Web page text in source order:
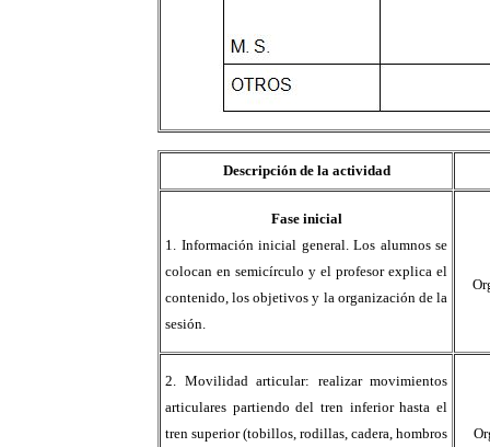
Descripción de la actividad
Fase inicial
1. Información inicial general. Los alumnos se
colocan en semicírculo y el profesor explica el
contenido, los objetivos y la organización de la
sesión.
2. Movilidad articular: realizar movimientos
articulares partiendo del tren inferior hasta el
tren superior (tobillos, rodillas, cadera, hombros